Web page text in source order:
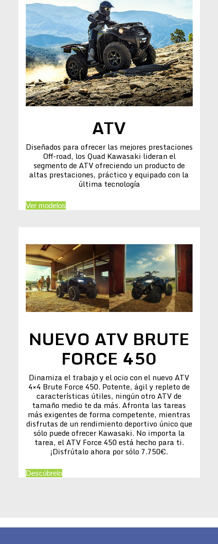
ATV
Diseñados para ofrecer las mejores prestaciones
Off-road, los Quad Kawasaki lideran el
segmento de ATV ofreciendo un producto de
altas prestaciones, práctico y equipado con la
última tecnología
Ver modelos
NUEVO ATV BRUTE
FORCE 450
Dinamiza el trabajo y el ocio con el nuevo ATV
4×4 Brute Force 450. Potente, ágil y repleto de
características útiles, ningún otro ATV de
tamaño medio te da más. Afronta las tareas
más exigentes de forma competente, mientras
disfrutas de un rendimiento deportivo único que
sólo puede ofrecer Kawasaki. No importa la
tarea, el ATV Force 450 está hecho para ti.
¡Disfrútalo ahora por sólo 7.750€.
Descúbrelo